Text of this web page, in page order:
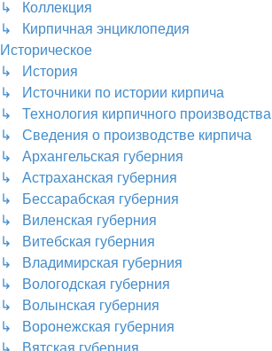
↳ Коллекция
↳ Кирпичная энциклопедия
Историческое
↳ История
↳ Источники по истории кирпича
↳ Технология кирпичного производства
↳ Сведения о производстве кирпича
↳ Архангельская губерния
↳ Астраханская губерния
↳ Бессарабская губерния
↳ Виленская губерния
↳ Витебская губерния
↳ Владимирская губерния
↳ Вологодская губерния
↳ Волынская губерния
↳ Воронежская губерния